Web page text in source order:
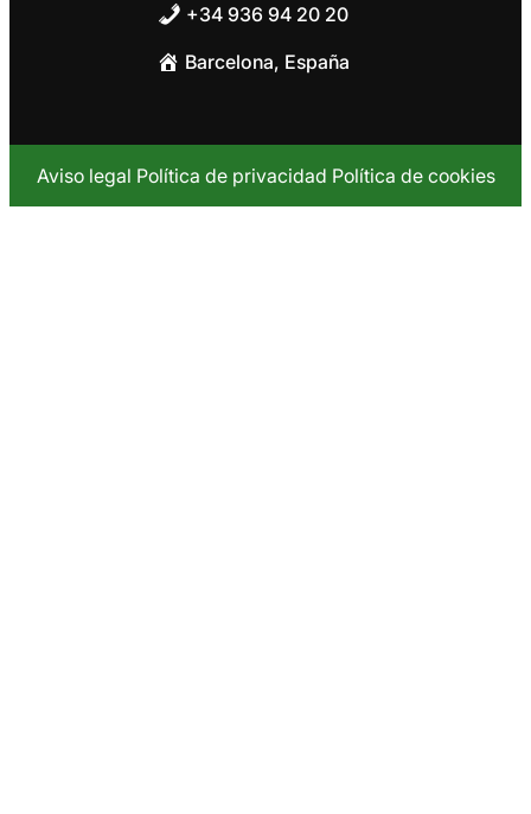
+34 936 94 20 20
Barcelona, España
Aviso legal Política de privacidad Política de cookies